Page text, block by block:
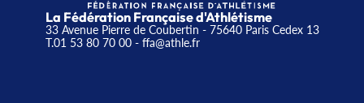
La Fédération Française d'Athlétisme
33 Avenue Pierre de Coubertin - 75640 Paris Cedex 13
T.01 53 80 70 00- ffa@athle.fr